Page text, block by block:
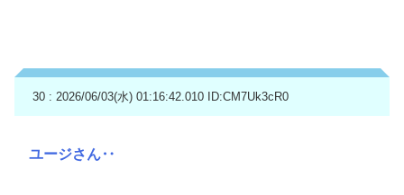
30 : 2026/06/03(水) 01:16:42.010 ID:CM7Uk3cR0
ユージさん‥